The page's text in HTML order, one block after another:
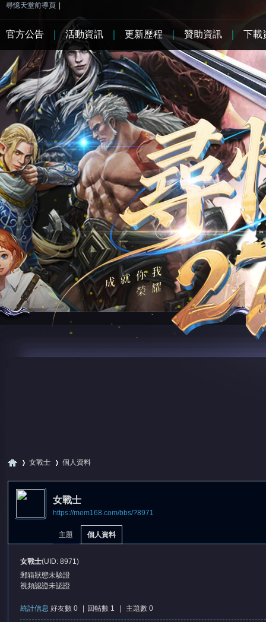
尋憶天堂前導頁
女戰士 個人資料
女戰士
https://mem168.com/bbs/?8971
主題 個人資料
女戰士(UID: 8971)
郵箱狀態未驗證
視頻認證未認證
統計信息 好友數 0 回帖數 1 主題數 0